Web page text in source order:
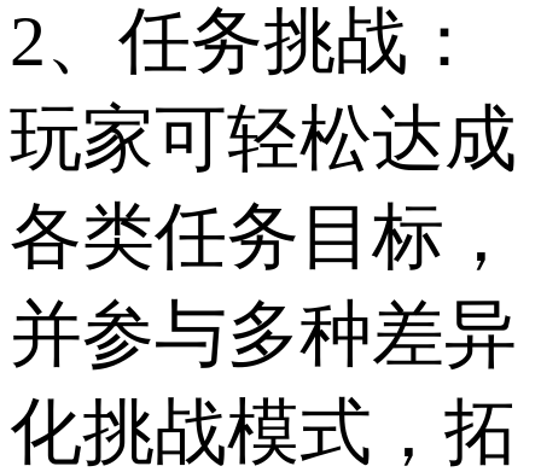
2、任务挑战：
玩家可轻松达成
各类任务目标，
并参与多种差异
化挑战模式，拓